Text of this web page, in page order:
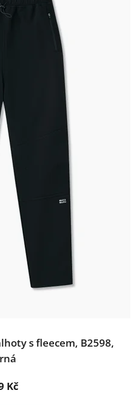
s fleecem, B2598,
Kč